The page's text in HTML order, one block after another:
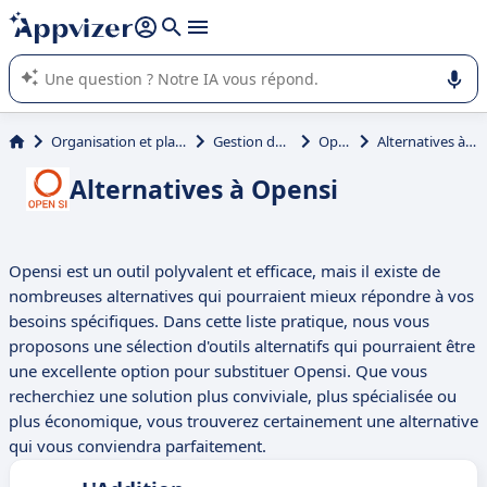
répondre (plusieurs lignes avec
L'IA de Appvizer vous guide dans l'utilisation ou la sélection de
logiciel SaaS en entreprise.
Organisation et planification Gestion de stock Opensi Alternatives à Opensi
Alternatives à Opensi
Opensi est un outil polyvalent et efficace, mais il existe de
nombreuses alternatives qui pourraient mieux répondre à vos
besoins spécifiques. Dans cette liste pratique, nous vous
proposons une sélection d'outils alternatifs qui pourraient être
une excellente option pour substituer Opensi. Que vous
recherchiez une solution plus conviviale, plus spécialisée ou
plus économique, vous trouverez certainement une alternative
qui vous conviendra parfaitement.